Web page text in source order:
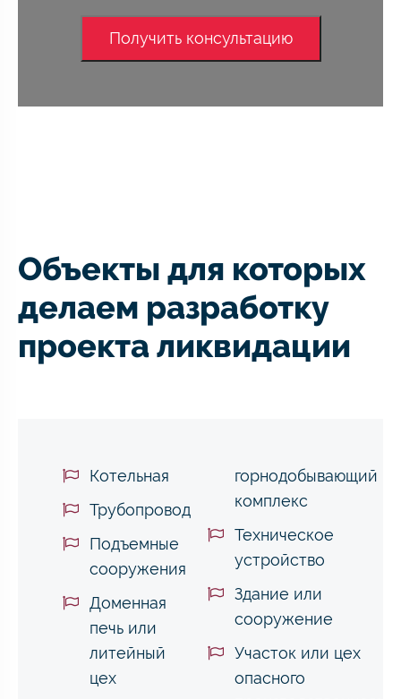
Объекты для которых
делаем разработку
проекта ликвидации
Котельная
Трубопровод
Подъемные
сооружения
Доменная
печь или
литейный
цех
горнодобывающий
комплекс
Техническое
устройство
Здание или
сооружение
Участок или цех
опасного